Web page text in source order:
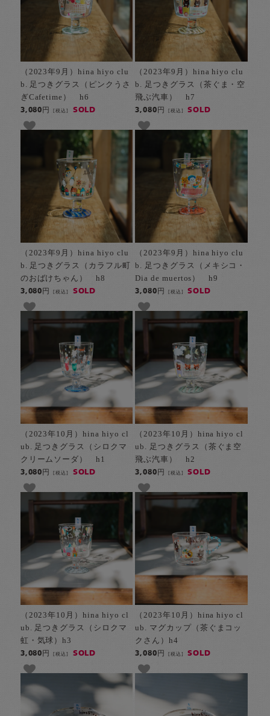
（2023年9月）hina hiyo clu
b. 足つきグラス（ピンクうさ
ぎCafetime） h6
3,080円[税込] SOLD
（2023年9月）hina hiyo clu
b. 足つきグラス（茶ぐま・空
飛ぶ汽車） h7
3,080円 [税込] SOLD
（2023年9月）hina hiyo clu
b. 足つきグラス（カラフル町
のおばけちゃん） h8
3,080円[税込] SOLD
（2023年9月）hina hiyo clu
b. 足つきグラス（メキシコ・
Dia de muertos） h9
3,080円 [税込] SOLD
（2023年10月）hina hiyo cl
ub. 足つきグラス（シロクマ
クリームソーダ） h1
3,080円[税込] SOLD
（2023年10月）hina hiyo cl
ub. 足つきグラス（茶ぐま空
飛ぶ汽車） h2
3,080円 [税込] SOLD
（2023年10月）hina hiyo cl
ub. 足つきグラス（シロクマ
虹・気球）h3
3,080円[税込] SOLD
（2023年10月）hina hiyo cl
ub. マグカップ（茶ぐまコッ
クさん）h4
3,080円 [税込] SOLD